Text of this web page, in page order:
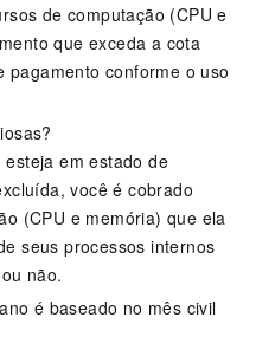
de computação (CPU e
que exceda a cota
conforme o uso
em estado de
você é cobrado
(CPU e memória) que ela
seus processos internos
não.
é baseado no mês civil